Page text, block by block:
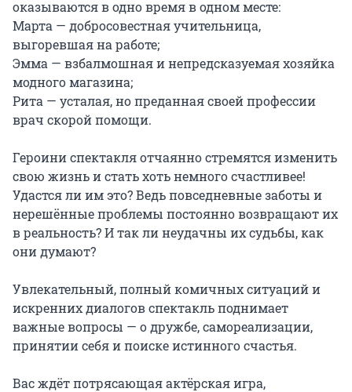
оказываются в одно время в одном месте:
Марта — добросовестная учительница,
выгоревшая на работе;
Эмма — взбалмошная и непредсказуемая хозяйка
модного магазина;
Рита — усталая, но преданная своей профессии
врач скорой помощи.
Героини спектакля отчаянно стремятся изменить
свою жизнь и стать хоть немного счастливее!
Удастся ли им это? Ведь повседневные заботы и
нерешённые проблемы постоянно возвращают их
в реальность? И так ли неудачны их судьбы, как
они думают?
Увлекательный, полный комичных ситуаций и
искренних диалогов спектакль поднимает
важные вопросы — о дружбе, самореализации,
принятии себя и поиске истинного счастья.
Вас ждёт потрясающая актёрская игра,